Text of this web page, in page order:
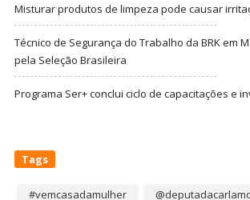
Misturar produtos de limpeza pode causar
Técnico de Segurança do Trabalho da BRK
pela Seleção Brasileira
Programa Ser+ conclui ciclo de capacitações e
Tags
#vemcasadamulher